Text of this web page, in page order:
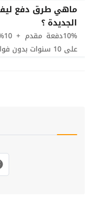
ماهي طرق دفع
الجديدة ؟
على 10 سنوات بدون فوائد